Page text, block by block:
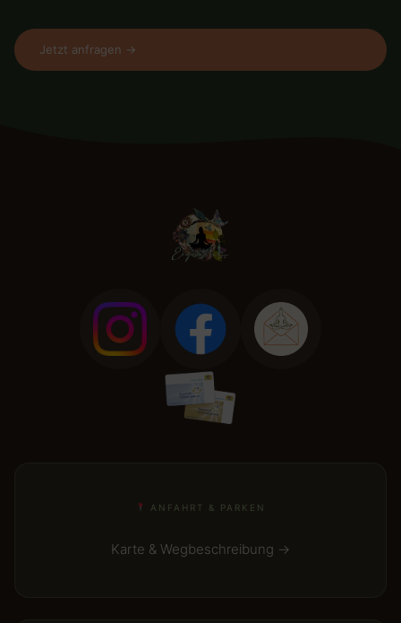
Jetzt anfragen →
ANFAHRT & PARKEN
Karte & Wegbeschreibung →